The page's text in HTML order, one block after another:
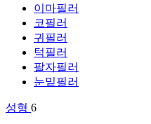
이마필러
코필러
귀필러
턱필러
팔자필러
눈밑필러
성형 6